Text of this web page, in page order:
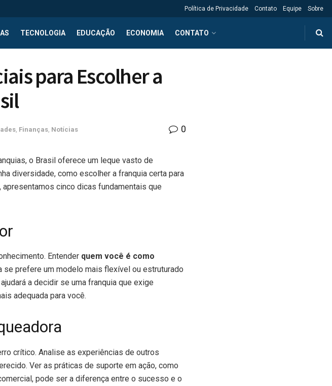
Política de Privacidade Contato Equipe Sobre
TECNOLOGIA EDUCAÇÃO ECONOMIA CONTATO
para Escolher a
Finanças Notícias 0
o Brasil oferece um leque vasto de
diversidade, como escolher a franquia certa para
cinco dicas fundamentais que
Entender quem você é como
prefere um modelo mais flexível ou estruturado
a decidir se uma franquia que exige
adequada para você.
crítico. Analise as experiências de outros
Ver as práticas de suporte em ação, como
pode ser a diferença entre o sucesso e o